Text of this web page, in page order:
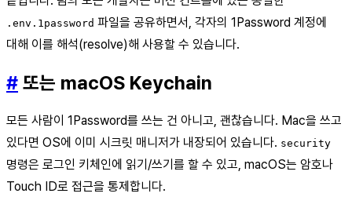
.env.1password 파일을 공유하면서, 각자의 1Password 계정에
대해 이를 해석(resolve)해 사용할 수 있습니다.
# 또는 macOS Keychain
모든 사람이 1Password를 쓰는 건 아니고, 괜찮습니다. Mac을 쓰고
있다면 OS에 이미 시크릿 매니저가 내장되어 있습니다. security
명령은 로그인 키체인에 읽기/쓰기를 할 수 있고, macOS는 암호나
Touch ID로 접근을 통제합니다.